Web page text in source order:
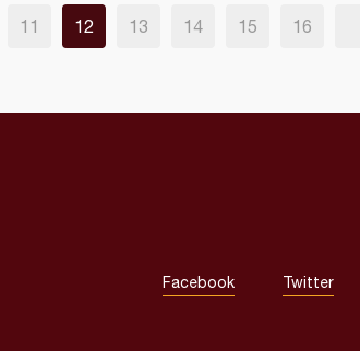
11 12 13 14 15 16
Facebook Twitter